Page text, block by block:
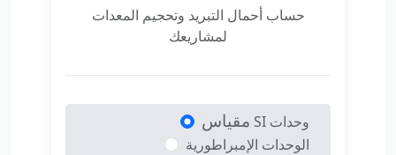
حساب أحمال التبريد وتحجيم المعدات
لمشاريعك
وحدات SI مقياس
مقياس
الوحدات الإمبراطورية